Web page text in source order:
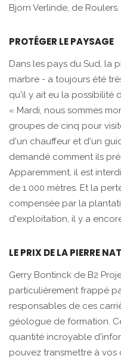
Bjorn Verlinde, de Roulers.
PROTÉGER LE PAYSAGE
Dans les pays du Sud, la
marbre - a toujours été
qu'il y ait eu la possibilité
« Mardi, nous sommes
groupes de cinq pour
d'un chauffeur et d'un
demandé comment ils
Apparemment, il est
de 1 000 mètres. Et la
compensée par la
d'exploitation, il y a
LE PRIX DE LA PIERRE
Gerry Bontinck de B2
particulièrement frappé
responsables de ces
géologue de formation.
quantité incroyable
pouvez transmettre à vos